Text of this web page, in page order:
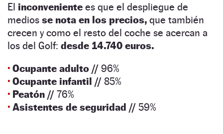
El inconveniente es que el despliegue de
medios se nota en los precios, que también
crecen y como el resto del coche se acercan a
los del Golf: desde 14.740 euros.
· Ocupante adulto // 96%
· Ocupante infantil // 85%
· Peatón // 76%
· Asistentes de seguridad // 59%